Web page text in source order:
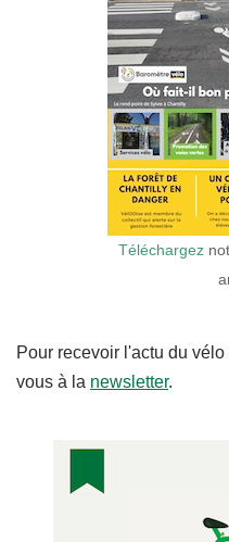
Téléchargez
Pour recevoir l'actu du
vous à la newsletter.